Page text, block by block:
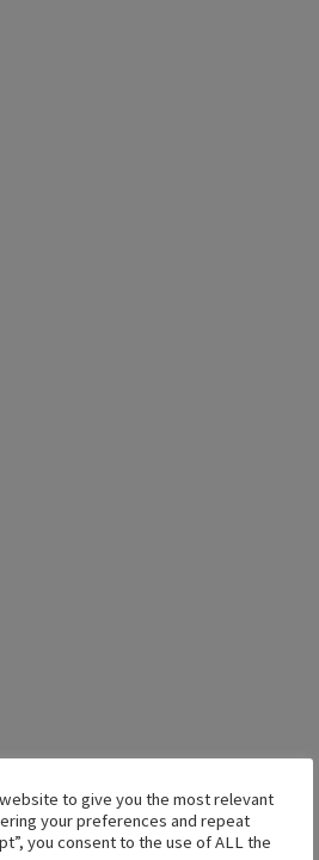
to give you the most relevant
your preferences and repeat
you consent to the use of ALL the